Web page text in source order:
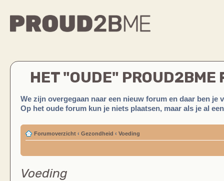
HET "OUDE" PROUD2BME
We zijn overgegaan naar een nieuw forum en daar ben je
Op het oude forum kun je niets plaatsen, maar als je al
Forumoverzicht ‹ Gezondheid ‹ Voeding
Voeding